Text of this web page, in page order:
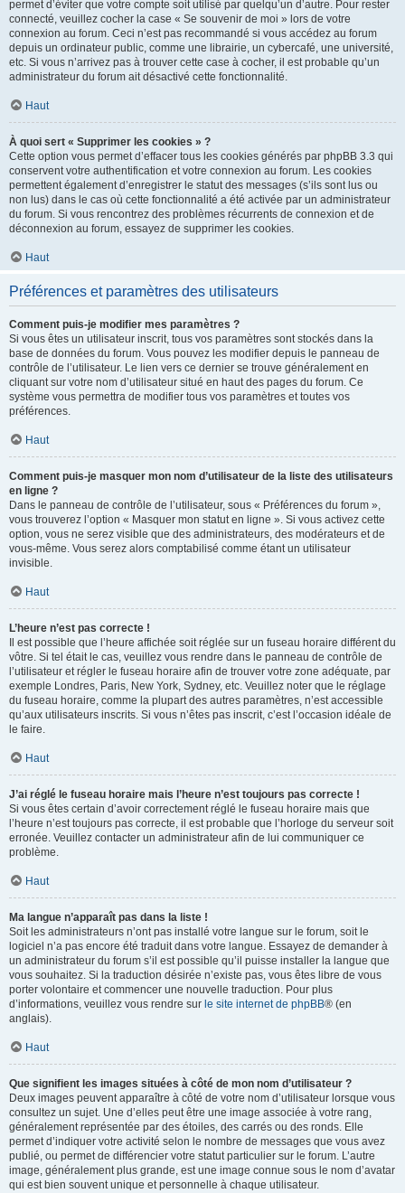
permet d’éviter que votre compte soit utilisé par quelqu’un d’autre. Pour rester
connecté, veuillez cocher la case « Se souvenir de moi » lors de votre
connexion au forum. Ceci n’est pas recommandé si vous accédez au forum
depuis un ordinateur public, comme une librairie, un cybercafé, une université,
etc. Si vous n’arrivez pas à trouver cette case à cocher, il est probable qu’un
administrateur du forum ait désactivé cette fonctionnalité.
Haut
À quoi sert « Supprimer les cookies » ?
Cette option vous permet d’effacer tous les cookies générés par phpBB 3.3 qui
conservent votre authentification et votre connexion au forum. Les cookies
permettent également d’enregistrer le statut des messages (s’ils sont lus ou
non lus) dans le cas où cette fonctionnalité a été activée par un administrateur
du forum. Si vous rencontrez des problèmes récurrents de connexion et de
déconnexion au forum, essayez de supprimer les cookies.
Haut
Préférences et paramètres des utilisateurs
Comment puis-je modifier mes paramètres ?
Si vous êtes un utilisateur inscrit, tous vos paramètres sont stockés dans la
base de données du forum. Vous pouvez les modifier depuis le panneau de
contrôle de l’utilisateur. Le lien vers ce dernier se trouve généralement en
cliquant sur votre nom d’utilisateur situé en haut des pages du forum. Ce
système vous permettra de modifier tous vos paramètres et toutes vos
préférences.
Haut
Comment puis-je masquer mon nom d’utilisateur de la liste des utilisateurs
en ligne ?
Dans le panneau de contrôle de l’utilisateur, sous « Préférences du forum »,
vous trouverez l’option « Masquer mon statut en ligne ». Si vous activez cette
option, vous ne serez visible que des administrateurs, des modérateurs et de
vous-même. Vous serez alors comptabilisé comme étant un utilisateur
invisible.
Haut
L’heure n’est pas correcte !
Il est possible que l’heure affichée soit réglée sur un fuseau horaire différent du
vôtre. Si tel était le cas, veuillez vous rendre dans le panneau de contrôle de
l’utilisateur et régler le fuseau horaire afin de trouver votre zone adéquate, par
exemple Londres, Paris, New York, Sydney, etc. Veuillez noter que le réglage
du fuseau horaire, comme la plupart des autres paramètres, n’est accessible
qu’aux utilisateurs inscrits. Si vous n’êtes pas inscrit, c’est l’occasion idéale de
le faire.
Haut
J’ai réglé le fuseau horaire mais l’heure n’est toujours pas correcte !
Si vous êtes certain d’avoir correctement réglé le fuseau horaire mais que
l’heure n’est toujours pas correcte, il est probable que l’horloge du serveur soit
erronée. Veuillez contacter un administrateur afin de lui communiquer ce
problème.
Haut
Ma langue n’apparaît pas dans la liste !
Soit les administrateurs n’ont pas installé votre langue sur le forum, soit le
logiciel n’a pas encore été traduit dans votre langue. Essayez de demander à
un administrateur du forum s’il est possible qu’il puisse installer la langue que
vous souhaitez. Si la traduction désirée n’existe pas, vous êtes libre de vous
porter volontaire et commencer une nouvelle traduction. Pour plus
d’informations, veuillez vous rendre sur le site internet de phpBB® (en
anglais).
Haut
Que signifient les images situées à côté de mon nom d’utilisateur ?
Deux images peuvent apparaître à côté de votre nom d’utilisateur lorsque vous
consultez un sujet. Une d’elles peut être une image associée à votre rang,
généralement représentée par des étoiles, des carrés ou des ronds. Elle
permet d’indiquer votre activité selon le nombre de messages que vous avez
publié, ou permet de différencier votre statut particulier sur le forum. L’autre
image, généralement plus grande, est une image connue sous le nom d’avatar
qui est bien souvent unique et personnelle à chaque utilisateur.